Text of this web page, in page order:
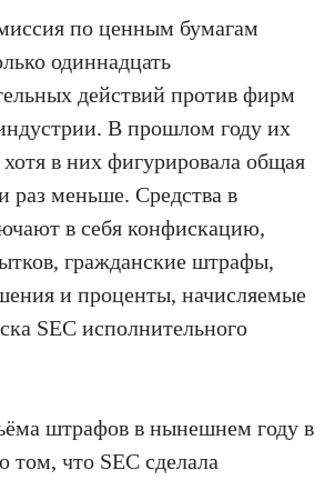
по ценным бумагам
одиннадцать
действий против фирм
В прошлом году их
в них фигурировала общая
раз меньше. Средства в
в себя конфискацию,
гражданские штрафы,
и проценты, начисляемые
SEC исполнительного
штрафов в нынешнем году в
том, что SEC сделала